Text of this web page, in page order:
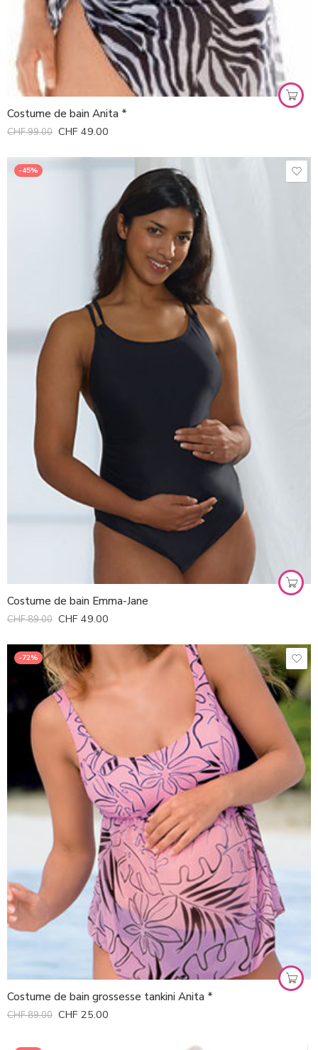
Costume de bain Anita *
CHF99.00 CHF 49.00
-45%
Costume de bain Emma-Jane
CHF89.00 CHF 49.00
-72%
Costume de bain grossesse tankini Anita *
CHF89.00 CHF 25.00